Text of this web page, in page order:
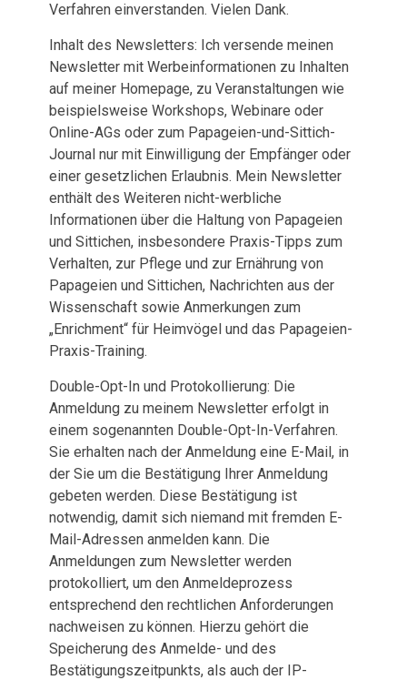
Verfahren einverstanden. Vielen Dank.
Inhalt des Newsletters: Ich versende meinen
Newsletter mit Werbeinformationen zu Inhalten
auf meiner Homepage, zu Veranstaltungen wie
beispielsweise Workshops, Webinare oder
Online-AGs oder zum Papageien-und-Sittich-
Journal nur mit Einwilligung der Empfänger oder
einer gesetzlichen Erlaubnis. Mein Newsletter
enthält des Weiteren nicht-werbliche
Informationen über die Haltung von Papageien
und Sittichen, insbesondere Praxis-Tipps zum
Verhalten, zur Pflege und zur Ernährung von
Papageien und Sittichen, Nachrichten aus der
Wissenschaft sowie Anmerkungen zum
„Enrichment“ für Heimvögel und das Papageien-
Praxis-Training.
Double-Opt-In und Protokollierung: Die
Anmeldung zu meinem Newsletter erfolgt in
einem sogenannten Double-Opt-In-Verfahren.
Sie erhalten nach der Anmeldung eine E-Mail, in
der Sie um die Bestätigung Ihrer Anmeldung
gebeten werden. Diese Bestätigung ist
notwendig, damit sich niemand mit fremden E-
Mail-Adressen anmelden kann. Die
Anmeldungen zum Newsletter werden
protokolliert, um den Anmeldeprozess
entsprechend den rechtlichen Anforderungen
nachweisen zu können. Hierzu gehört die
Speicherung des Anmelde- und des
Bestätigungszeitpunkts, als auch der IP-